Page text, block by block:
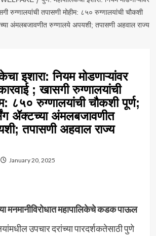
रुग्णालयांची तपासणी मोहीम: ८५० रुग्णालयांची चौकशी
अंमलबजावणीत रुग्णालये अपयशी; तपासणी अहवाल राज्य
इशारा: नियम मोडणाऱ्यांवर
; खासगी रुग्णालयांची
८५० रुग्णालयांची चौकशी पूर्ण;
ॲक्टच्या अंमलबजावणीत
तपासणी अहवाल राज्य
January 20, 2025
मनमानीविरोधात महापालिकेचे कडक पाऊल
उपचार दरांच्या पारदर्शकतेसाठी पुणे